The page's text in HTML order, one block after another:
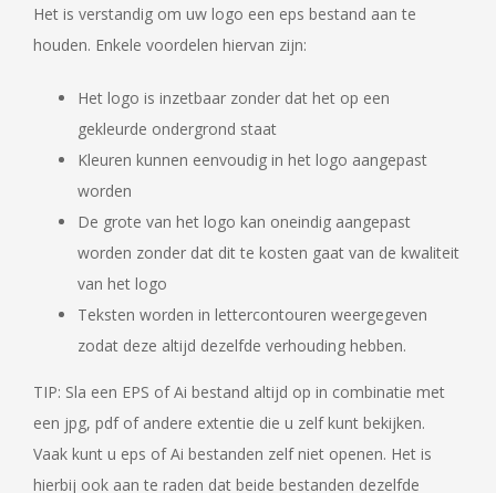
Het is verstandig om uw logo een eps bestand aan te
houden. Enkele voordelen hiervan zijn:
Het logo is inzetbaar zonder dat het op een
gekleurde ondergrond staat
Kleuren kunnen eenvoudig in het logo aangepast
worden
De grote van het logo kan oneindig aangepast
worden zonder dat dit te kosten gaat van de kwaliteit
van het logo
Teksten worden in lettercontouren weergegeven
zodat deze altijd dezelfde verhouding hebben.
TIP: Sla een EPS of Ai bestand altijd op in combinatie met
een jpg, pdf of andere extentie die u zelf kunt bekijken.
Vaak kunt u eps of Ai bestanden zelf niet openen. Het is
hierbij ook aan te raden dat beide bestanden dezelfde